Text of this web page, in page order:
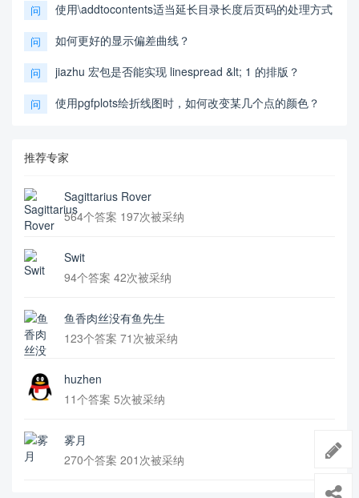
\begin{ReportAiUse}{9}
    \bibitem{AI1}
    Bing AI\\
    Query1: write a sort algorithm\\
    Output: Sure, I can help you with that. Here
is a simple implementation of the selection sort
algorithm in Python:
        for i in range(len(arr)):
        for j in range(i + 1, len(arr)):
        if arr[min_idx] > arr[j]:
        min_idx = j
        arr[i], arr[min_idx] = arr[min_idx], arr
[i]
        return arr
    \end{lstlisting}
inding the minimum element from the unsorted part
of the array and putting it at the beginning. \hr
ef{https://www.geeksforgeeks.org/sorting-algorith
ms/}{The time complexity of this algorithm is O
($n^2$)}.
    There are many other sorting algorithms avail
ort, quick sort, heap sort, and more. Each of the
se algorithms has its own advantages and disadvan
tages. You can learn more about them on GeeksforG
问 使用\addtocontents适当延长目录长度后页码的处理方式
问 如何更好的显示偏差曲线？
问 jiazhu 宏包是否能实现 linespread &lt; 1 的排版？
问 使用pgfplots绘折线图时，如何改变某几个点的颜色？
推荐专家
Sagittarius Rover
564个答案 197次被采纳
Swit
94个答案 42次被采纳
鱼香肉丝没有鱼先生
123个答案 71次被采纳
huzhen
11个答案 5次被采纳
雾月
270个答案 201次被采纳